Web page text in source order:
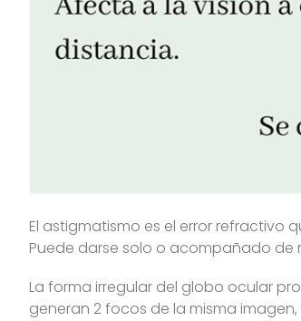
El astigmatismo es el error refractivo
Puede darse solo o acompañado de
La forma irregular del globo ocular
generan 2 focos de la misma